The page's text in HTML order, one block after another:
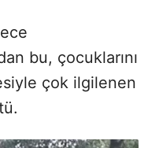
bu, çocuklarını
çok ilgilenen